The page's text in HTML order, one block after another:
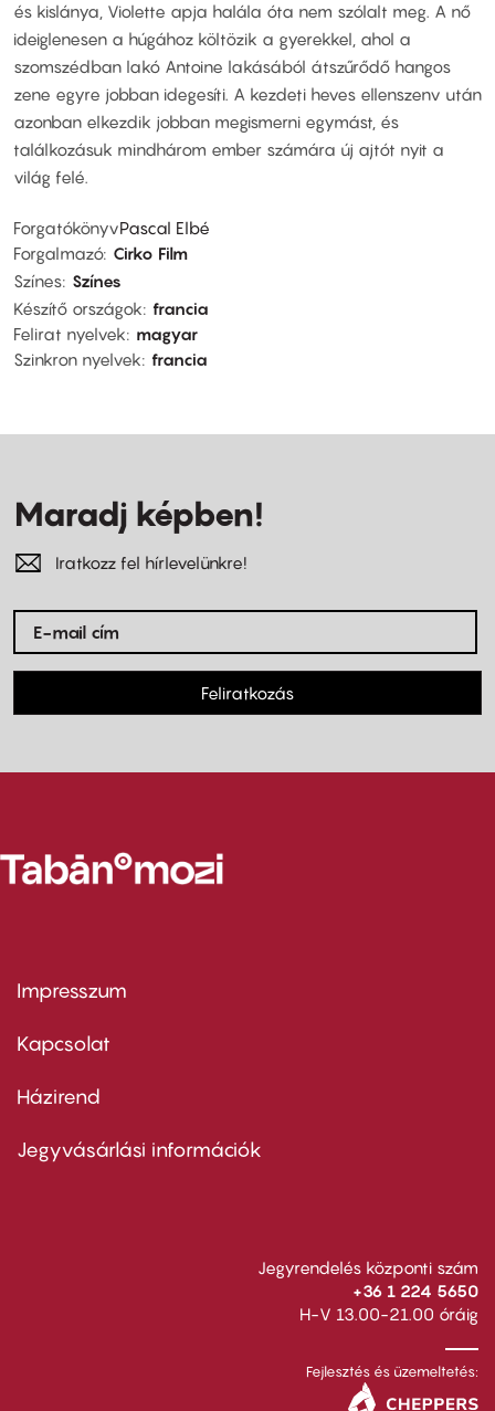
és kislánya, Violette apja halála óta nem szólalt meg. A nő
ideiglenesen a húgához költözik a gyerekkel, ahol a
szomszédban lakó Antoine lakásából átszűrődő hangos
zene egyre jobban idegesíti. A kezdeti heves ellenszenv után
azonban elkezdik jobban megismerni egymást, és
találkozásuk mindhárom ember számára új ajtót nyit a
világ felé.
ForgatókönyvPascal Elbé
Forgalmazó Cirko Film
Színes Színes
Készítő országok francia
Felirat nyelvek
magyar
Szinkron nyelvek francia
Maradj képben!
Iratkozz fel hírlevelünkre!
Feliratkozás
Footer
first
Impresszum
Kapcsolat
Footer
second
Házirend
Jegyvásárlási információk
Jegyrendelés központi szám
+36 1 224 5650
H-V 13.00-21.00 óráig
Fejlesztés és üzemeltetés: